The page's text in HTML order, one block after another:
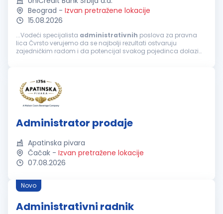
Beograd - Izvan pretražene lokacije
15.08.2026
...Vodeći specijalista administrativnih poslova za pravna
lica Čvrsto verujemo da se najbolji rezultati ostvaruju
zajedničkim radom i da potencijal svakog pojedinca dolazi
Administrator prodaje
Apatinska pivara
Čačak - Izvan pretražene lokacije
07.08.2026
Novo
Administrativni radnik